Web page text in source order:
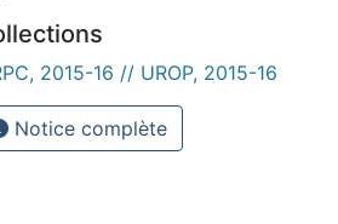
2015-16 // UROP, 2015-16
Notice complète